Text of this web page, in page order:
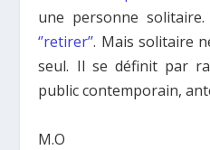
une personne solitaire.
‘’retirer’’. Mais solitaire
seul. Il se définit par
public contemporain,
Μ.Ο